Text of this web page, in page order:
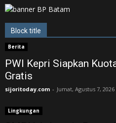
Block title
Berita
PWI Kepri Siapkan
Gratis
sijoritoday.com - Jumat, Agustus 7,
Lingkungan